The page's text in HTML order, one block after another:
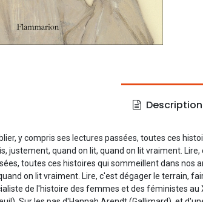
Description
y compris ses lectures passées, toutes ces
justement, quand on lit, quand on lit vraiment.
toutes ces histoires qui sommeillent dans
on lit vraiment. Lire, c'est dégager le terrain,
de l'histoire des femmes et des féministes